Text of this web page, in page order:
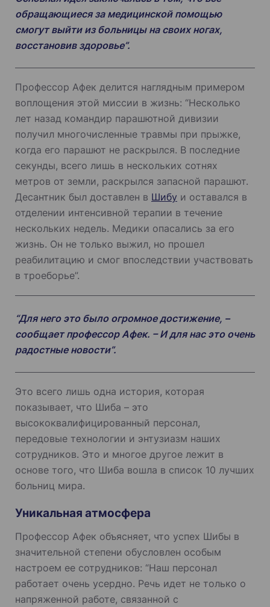
обращающиеся за медицинской помощью
смогут выйти из больницы на своих ногах,
восстановив здоровье”.
Профессор Афек делится наглядным примером
воплощения этой миссии в жизнь: “Несколько
лет назад командир парашютной дивизии
получил многочисленные травмы при прыжке,
когда его парашют не раскрылся. В последние
секунды, всего лишь в нескольких сотнях
метров от земли, раскрылся запасной парашют.
Десантник был доставлен в Шибу и оставался в
отделении интенсивной терапии в течение
нескольких недель. Медики опасались за его
жизнь. Он не только выжил, но прошел
реабилитацию и смог впоследствии участвовать
в троеборье”.
“Для него это было огромное достижение, –
сообщает профессор Афек. – И для нас это очень
радостные новости”.
Это всего лишь одна история, которая
показывает, что Шиба – это
высококвалифицированный персонал,
передовые технологии и энтузиазм наших
сотрудников. Это и многое другое лежит в
основе того, что Шиба вошла в список 10 лучших
больниц мира.
Уникальная атмосфера
Профессор Афек объясняет, что успех Шибы в
значительной степени обусловлен особым
настроем ее сотрудников: “Наш персонал
работает очень усердно. Речь идет не только о
напряженной работе, связанной с